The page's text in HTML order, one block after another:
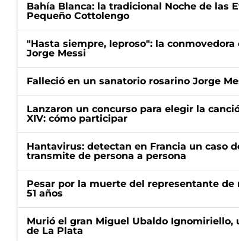
Bahía Blanca: la tradicional Noche de las
Pequeño Cottolengo
"Hasta siempre, leproso": la
Jorge Messi
Falleció en un sanatorio rosarino Jorge
Lanzaron un concurso para elegir la
XIV: cómo participar
Hantavirus: detectan en Francia un caso
transmite de persona a persona
Pesar por la muerte del representante de
51 años
Murió el gran Miguel Ubaldo Ignomiriello,
de La Plata